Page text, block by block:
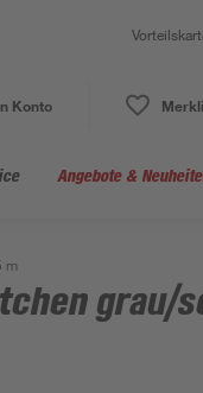
Konto
Angebote &
m
grau/